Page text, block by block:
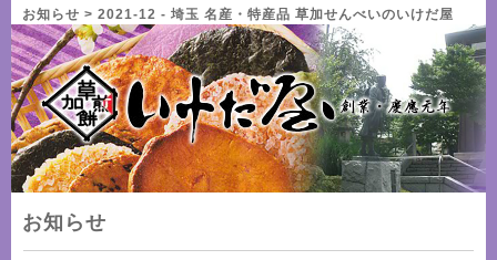
お知らせ > 2021-12 - 埼玉 名産・特産品 草加せんべいのいけだ屋
お知らせ